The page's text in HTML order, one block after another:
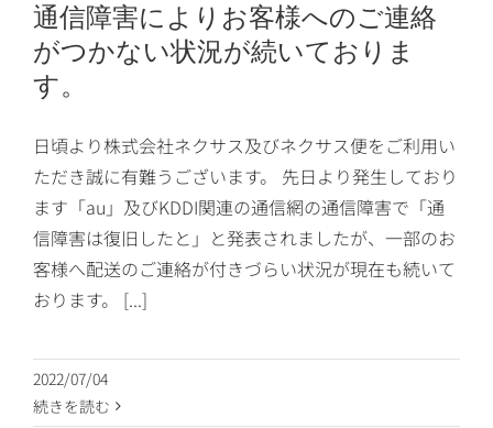
通信障害によりお客様へのご連絡
がつかない状況が続いておりま
す。
日頃より株式会社ネクサス及びネクサス便をご利用い
ただき誠に有難うございます。 先日より発生しており
ます「au」及びKDDI関連の通信網の通信障害で「通
信障害は復旧したと」と発表されましたが、一部のお
客様へ配送のご連絡が付きづらい状況が現在も続いて
おります。 [...]
2022/07/04
続きを読む